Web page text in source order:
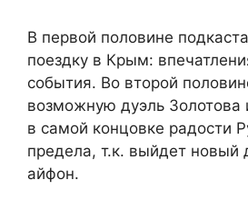
В первой половине
поездку в Крым:
события. Во второй
возможную дуэль Золотова
в самой концовке радости
предела, т.к. выйдет новый
айфон.